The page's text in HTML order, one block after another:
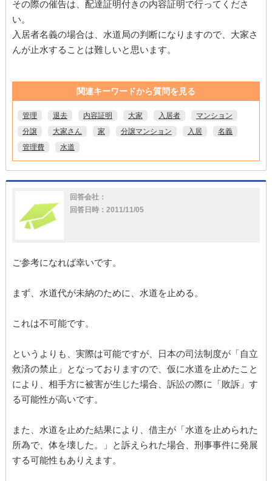
その際の催告は、配達証明付きの内容証明で行ってくださ
い。
入居者名義の場合は、水道局の判断になりますので、大家さ
んが止水することは難しいと思います。
関連キーワードから質問を見る
管理 退去 内容証明 大家 入居者
マンション
分譲
大家さん 家 分譲マンション 入居
名義
管理費
水道
回答会社：
回答日時：2011/11/05
ご参考になれば幸いです。
まず、水道代が未納のために、水道を止める。
これは不可能です。
というよりも、実際は可能ですが、日本の司法制度が「自立
救済の禁止」となっておりますので、仮に水道を止めたこと
により、相手方に被害が生じた場合、訴訟の際に「敗訴」す
る可能性が高いです。
また、水道を止めた結果により、借主が「水道を止められた
所為で、体を壊した。」と訴えられた場合、刑事事件に発展
する可能性もありえます。